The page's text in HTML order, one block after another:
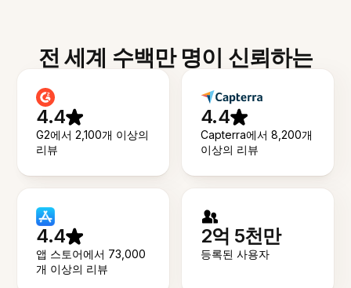
전 세계 수백만 명이 신뢰하는
4.4
G2에서 2,100개 이상의
리뷰
4.4
Capterra에서 8,200개
이상의 리뷰
4.4
앱 스토어에서 73,000
개 이상의 리뷰
2억 5천만
등록된 사용자